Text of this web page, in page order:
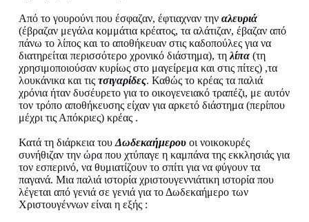
Από το γουρούνι που έσφαζαν, έφτιαχναν την αλευριά
(έβραζαν μεγάλα κομμάτια κρέατος, τα αλάτιζαν, έβαζαν από
πάνω το λίπος και το αποθήκευαν στις καδοπούλες για να
διατηρείται περισσότερο χρονικό διάστημα), τη λίπα(τη
χρησιμοποιούσαν κυρίως στο μαγείρεμα και στις πίτες) ,τα
λουκάνικα και τις τσιγαρίδες. Καθώς το κρέας τα παλιά
χρόνια ήταν δυσέυρετο για το οικογενειακό τραπέζι, με αυτόν
τον τρόπο αποθήκευσης είχαν για αρκετό διάστημα (περίπου
μέχρι τις Απόκριες) κρέας .
Κατά τη διάρκεια του Δωδεκαήμερουοι νοικοκυρές
συνήθιζαν την ώρα που χτύπαγε η καμπάνα της εκκλησιάς για
τον εσπερινό, να θυμιατίζουν το σπίτι για να φύγουν τα
παγανά. Μια παλιά ιστορία χριστουγεννιάτικη ιστορία που
λέγεται από γενιά σε γενιά για το Δωδεκαήμερο των
Χριστουγέννων είναι η εξής :